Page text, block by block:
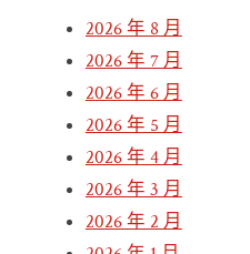
2026 年 8 月
2026 年 7 月
2026 年 6 月
2026 年 5 月
2026 年 4 月
2026 年 3 月
2026 年 2 月